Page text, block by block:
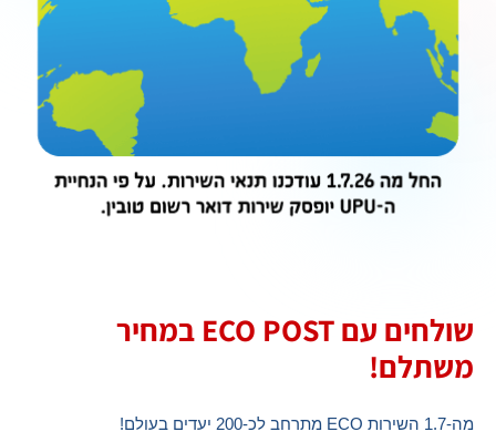
שולחים עם ECO POST במחיר
משתלם!
מה-1.7 השירות ECO מתרחב לכ-200 יעדים בעולם !
10%חזרה לכרטיס ברכישה ממגוון המותגים המובילים.
בכפוף תנאי המבצע המופיעים בתקנון.